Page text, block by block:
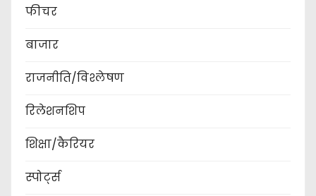
फीचर
बाजार
राजनीति/विश्लेषण
रिलेशनशिप
शिक्षा/कैरियर
स्पोर्ट्स